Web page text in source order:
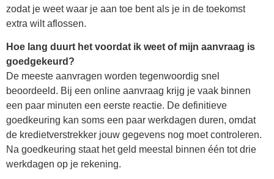
zodat je weet waar je aan toe bent als je in de toekomst
extra wilt aflossen.
Hoe lang duurt het voordat ik weet of mijn aanvraag is
goedgekeurd?
De meeste aanvragen worden tegenwoordig snel
beoordeeld. Bij een online aanvraag krijg je vaak binnen
een paar minuten een eerste reactie. De definitieve
goedkeuring kan soms een paar werkdagen duren, omdat
de kredietverstrekker jouw gegevens nog moet controleren.
Na goedkeuring staat het geld meestal binnen één tot drie
werkdagen op je rekening.